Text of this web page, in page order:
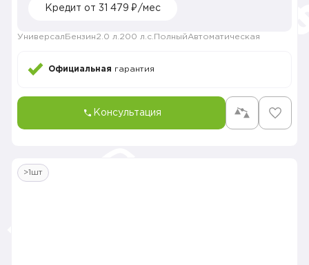
Кредит от 31 479 ₽/мес
Универсал Бензин2.0 л. 200 л.с. ПолныйАвтоматическая
Официальная гарантия
Консультация
>1шт